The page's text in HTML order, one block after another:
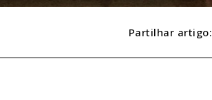
Partilhar artigo: